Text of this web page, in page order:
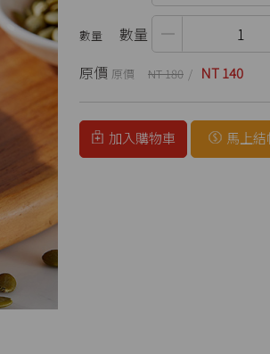
數量
原價
NT 180 NT 140
加入購物車 馬上